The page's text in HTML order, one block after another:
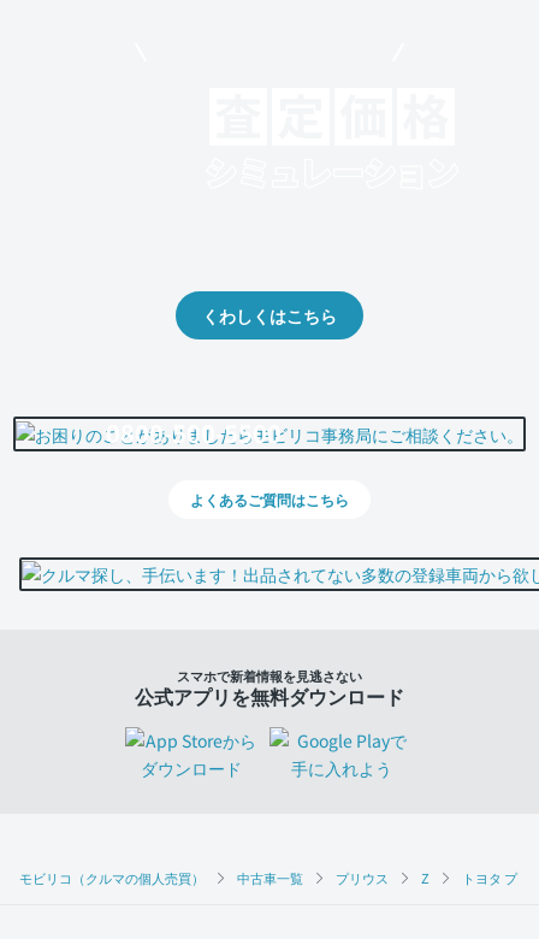
モビリコ（クルマの個人売買） 中古車一覧 プリウス Z トヨタ プ
くわしくはこちら
0800-500-5500
よくあるご質問はこちら
スマホで新着情報を見逃さない
公式アプリを無料ダウンロード